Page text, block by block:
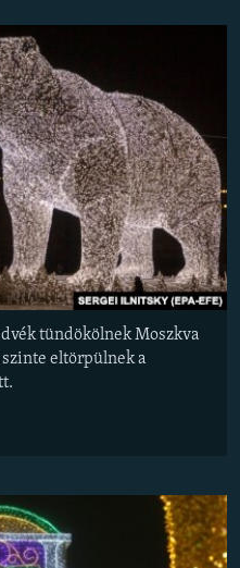
tündökölnek Moszkva
szinte eltörpülnek a